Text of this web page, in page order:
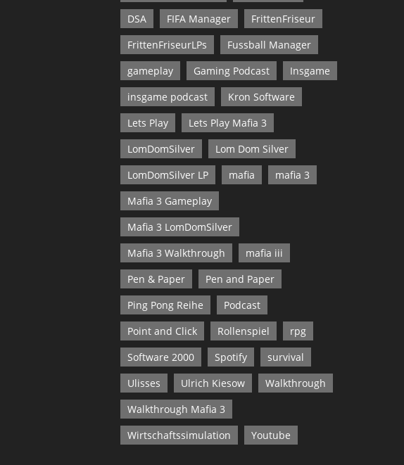
DSA
FIFA Manager
FrittenFriseur
FrittenFriseurLPs
Fussball Manager
gameplay
Gaming Podcast
Insgame
insgame podcast
Kron Software
Lets Play
Lets Play Mafia 3
LomDomSilver
Lom Dom Silver
LomDomSilver LP
mafia
mafia 3
Mafia 3 Gameplay
Mafia 3 LomDomSilver
Mafia 3 Walkthrough
mafia iii
Pen & Paper
Pen and Paper
Ping Pong Reihe
Podcast
Point and Click
Rollenspiel
rpg
Software 2000
Spotify
survival
Ulisses
Ulrich Kiesow
Walkthrough
Walkthrough Mafia 3
Wirtschaftssimulation
Youtube